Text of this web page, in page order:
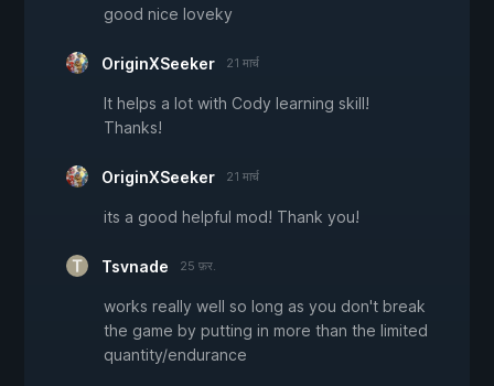
good nice loveky
OriginXSeeker 21 मार्च
It helps a lot with Cody learning skill!
Thanks!
OriginXSeeker 21 मार्च
its a good helpful mod! Thank you!
Tsvnade 25 फ़र.
works really well so long as you don't break
the game by putting in more than the limited
quantity/endurance